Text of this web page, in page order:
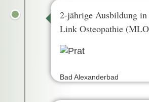
2-jährige Ausbildung
Link Osteopathie
Bad Alexanderbad